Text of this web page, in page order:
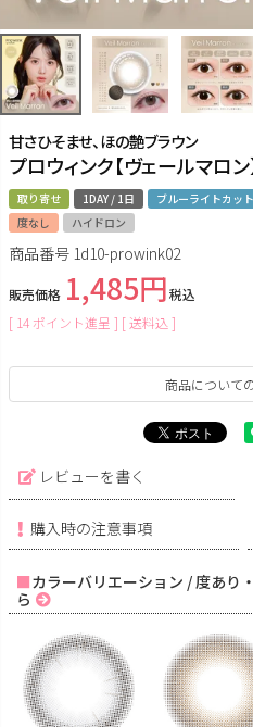
甘さひそませ、ほの艶ブラウン
プロウィンク【ヴェールマロン
取り寄せ 1DAY / 1日 ブルーライトカット
度なし
ハイドロン
商品番号 1d10-prowink02
販売価格 1,485
税込
[ 14 ポイント進呈 ] 送料込
商品について
レビューを書く
購入時の注意事項
カラーバリエーション / 度あり
ら